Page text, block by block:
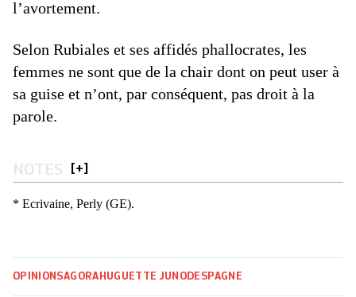
l’avortement.
Selon Rubiales et ses affidés phallocrates, les
femmes ne sont que de la chair dont on peut user à
sa guise et n’ont, par conséquent, pas droit à la
parole.
NOTES [+]
* Ecrivaine, Perly (GE).
OPINIONSAGORA HUGUETTE JUNOD ESPAGNE